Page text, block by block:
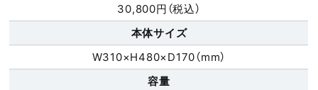
30,800円（税込）
本体サイズ
W310×H480×D170（mm）
容量